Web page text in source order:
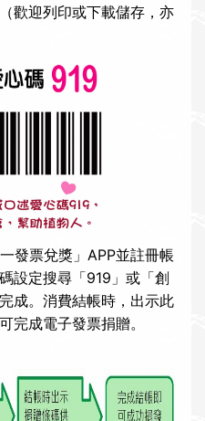
歡迎列印或下載儲存，亦
發票兌獎」APP並註冊帳
設定搜尋「919」或「創
成。消費結帳時，出示此
完成電子發票捐贈。